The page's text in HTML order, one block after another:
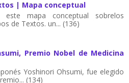
| Mapa conceptual
este mapa conceptual sobrelos
de Textos. un... (136)
Premio Nobel de Medicina
Yoshinori Ohsumi, fue elegido
(134)